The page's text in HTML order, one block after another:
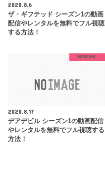
2020.8.6
ザ・ギフテッド シーズン1の動画
配信やレンタルを無料でフル視聴
する方法！
MARVEL
2020.8.17
デアデビル シーズン1の動画配信
やレンタルを無料でフル視聴する
方法！